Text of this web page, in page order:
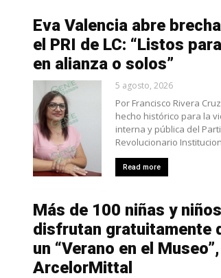
Eva Valencia abre
el PRI de LC: “Listos
en alianza o solos”
5 agosto, 2026
Por Francisco Rivera
hecho histórico para la
interna y pública del
Revolucionario
Read more
Más de 100 niñas y niños
disfrutan gratuitamente
un “Verano en el
ArcelorMittal